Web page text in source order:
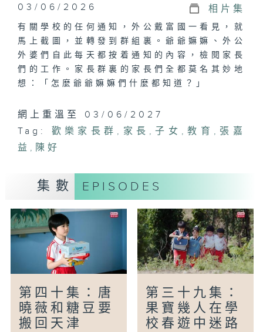
03/06/2026 相片集
有關學校的任何通知，外公戴富國一看見，就
馬上截圖，並轉發到群組裏。爺爺嫲嫲、外公
外婆們自此每天都按着通知的內容，檢閱家長
們的工作。家長群裏的家長們全都莫名其妙地
想：「怎麼爺爺嫲嫲們什麼都知道？」
網上重溫至 03/06/2027
Tag:
歡樂家長群 , 家長 , 子女 , 教育 , 張嘉
益 , 陳好
集數 EPISODES
第四十集：唐
曉薇和糖豆要
搬回天津
第三十九集：
果寶幾人在學
校春遊中迷路